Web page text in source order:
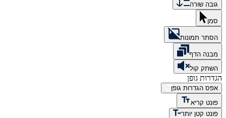
גובה שורה
סמן
הסתר תמונות
מבנה הדף
השתק קול
הגדרות גופן
אפס הגדרות גופן
פונט קריא
פונט קטן יותר